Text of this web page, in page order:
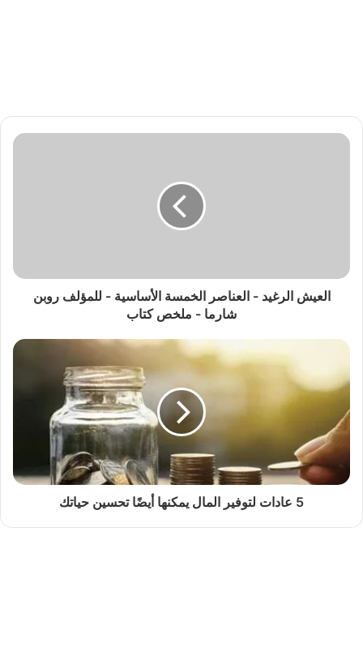
العيش الرغيد - العناصر الخمسة الأساسية - للمؤلف روبن
شارما - ملخص كتاب
5 عادات لتوفير المال يمكنها أيضًا تحسين حياتك